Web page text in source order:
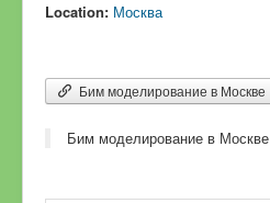
Location: Москва
Бим моделирование в Москве
Бим моделирование в Москве